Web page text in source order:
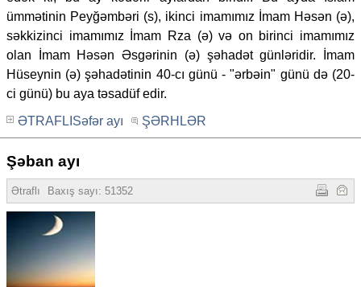
ümmətinin Peyğəmbəri (s), ikinci imamımız İmam Həsən (ə),
səkkizinci imamımız İmam Rza (ə) və on birinci imamımız
olan İmam Həsən Əsgərinin (ə) şəhadət günləridir. İmam
Hüseynin (ə) şəhadətinin 40-cı günü - "ərbəin" günü də (20-
ci günü) bu aya təsadüf edir.
ƏTRAFLISəfər ayı
ŞƏRHLƏR
Şəban ayı
Ətraflı Baxış sayı: 51352